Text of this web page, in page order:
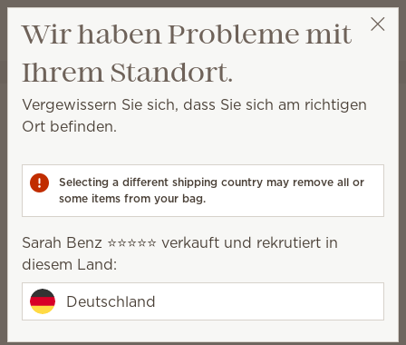
Wunschliste
Warenkorb
Sarah Benz ⭐️⭐️⭐️⭐️⭐️ Party auswählen
Scentsy Air und Pods
Pods
liefern Scentsy Pods bis zu 120 Stunden lang Duft,
wenn sie mit unseren Scentsy Air Produkten
verwendet werden.
22 Ergebnisse
6 Produkte kaufen, 10 % sparen.
Lizenzierte Produkte und Kombi-Angebote ausgeschlossen.
Wir haben Probleme mit
Ihrem Standort.
Vergewissern Sie sich, dass Sie sich am richtigen
Ort befinden.
Selecting a different shipping country may remove all or
some items from your bag.
Sarah Benz ⭐️⭐️⭐️⭐️⭐️ verkauft und rekrutiert in
diesem Land:
Deutschland